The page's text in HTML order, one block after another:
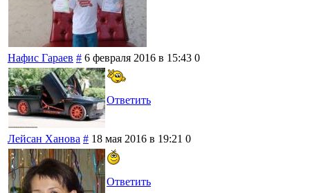
Нафис Гараев # 6 февраля 2016 в 15:43 0
Ответить
Лейсан Ханова # 18 мая 2016 в 19:21 0
Ответить